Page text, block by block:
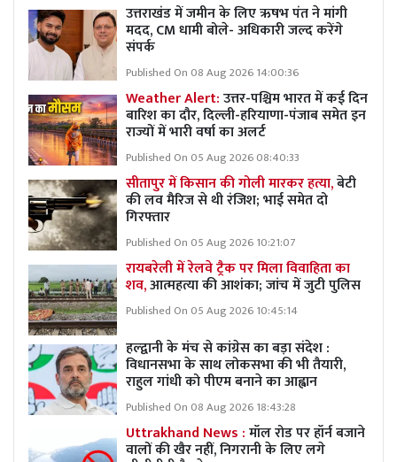
उत्तराखंड में जमीन के लिए ऋषभ पंत ने मांगी
मदद, CM धामी बोले- अधिकारी जल्द करेंगे
संपर्क
Published On 08 Aug 2026 14:00:36
Weather Alert:उत्तर-पश्चिम भारत में कई दिन
बारिश का दौर, दिल्ली-हरियाणा-पंजाब समेत इन
राज्यों में भारी वर्षा का अलर्ट
Published On 05 Aug 2026 08:40:33
सीतापुर में किसान की गोली मारकर हत्या,बेटी
की लव मैरिज से थी रंजिश; भाई समेत दो
गिरफ्तार
Published On 05 Aug 2026 10:21:07
रायबरेली में रेलवे ट्रैक पर मिला विवाहिता का
शव,आत्महत्या की आशंका; जांच में जुटी पुलिस
Published On 05 Aug 2026 10:45:14
हल्द्वानी के मंच से कांग्रेस का बड़ा संदेश :
विधानसभा के साथ लोकसभा की भी तैयारी,
राहुल गांधी को पीएम बनाने का आह्वान
Published On 08 Aug 2026 18:43:28
Uttrakhand News :मॉल रोड पर हॉर्न बजाने
वालों की खैर नहीं, निगरानी के लिए लगे